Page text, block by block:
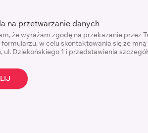
na przetwarzanie danych
że wyrażam zgodę na przekazanie przez
w celu skontaktowania się ze
ul. Dziekońskiego 1 i przedstawienia